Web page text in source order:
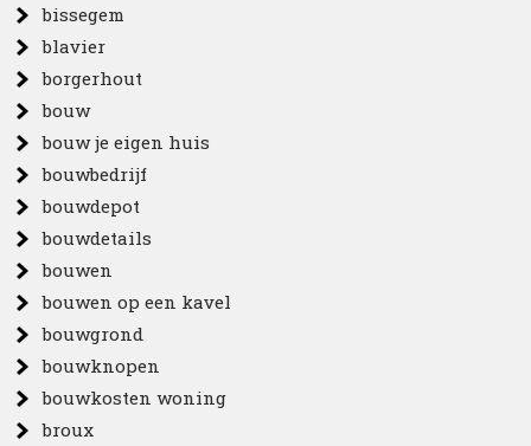
bissegem
blavier
borgerhout
bouw
bouw je eigen huis
bouwbedrijf
bouwdepot
bouwdetails
bouwen
bouwen op een kavel
bouwgrond
bouwknopen
bouwkosten woning
broux